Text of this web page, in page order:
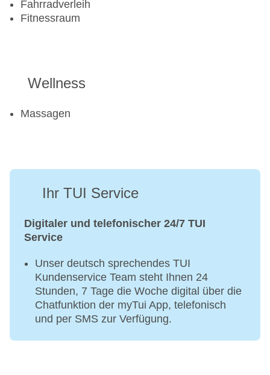
Fahrradverleih
Fitnessraum
Wellness
Massagen
Ihr TUI Service
Digitaler und telefonischer 24/7 TUI
Service
Unser deutsch sprechendes TUI
Kundenservice Team steht Ihnen 24
Stunden, 7 Tage die Woche digital über die
Chatfunktion der myTui App, telefonisch
und per SMS zur Verfügung.